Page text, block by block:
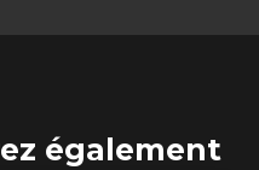
également